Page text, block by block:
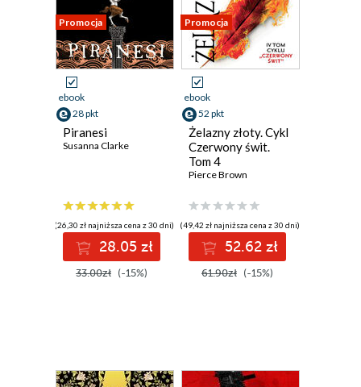
Promocja
ebook
28 pkt
Piranesi
Susanna Clarke
(26,30 zł najniższa cena z 30 dni)
28.05 zł
33.00zł (-15%)
Promocja
ebook
52 pkt
Żelazny złoty. Cykl
Czerwony świt.
Tom 4
Pierce Brown
(49,42 zł najniższa cena z 30 dni)
52.62 zł
61.90zł (-15%)